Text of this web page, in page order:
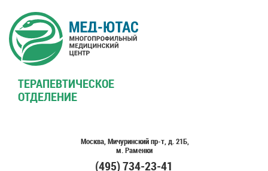
ТЕРАПЕВТИЧЕСКОЕ
ОТДЕЛЕНИЕ
Москва, Мичуринский пр-т, д. 21Б,
м. Раменки
(495)734-23-41